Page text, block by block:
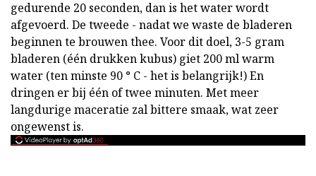
gedurende 20 seconden, dan is het water wordt
afgevoerd. De tweede - nadat we waste de bladeren
beginnen te brouwen thee. Voor dit doel, 3-5 gram
bladeren (één drukken kubus) giet 200 ml warm
water (ten minste 90 ° C - het is belangrijk!) En
dringen er bij één of twee minuten. Met meer
langdurige maceratie zal bittere smaak, wat zeer
ongewenst is.